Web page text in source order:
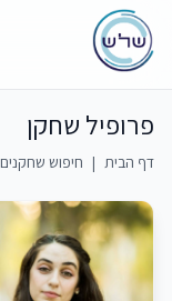
פרופיל שחקן
דף הבית | חיפוש שחקנים